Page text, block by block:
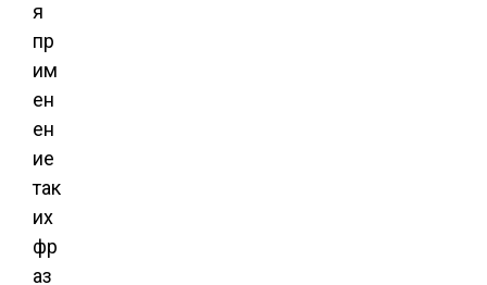
я
пр
им
ен
ен
ие
так
их
фр
аз